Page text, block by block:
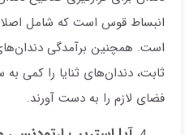
انبساط قوس است که شامل
است. همچنین برآمدگی دندان‌های
ثابت، دندان‌های ثنایا را کمی
فضای لازم را به دست آورند.